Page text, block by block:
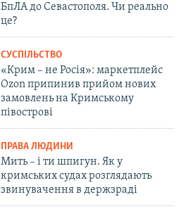
БпЛА до Севастополя. Чи реально
це?
СУСПІЛЬСТВО
«Крим – не Росія»: маркетплейс
Ozon припинив прийом нових
замовлень на Кримському
півострові
ПРАВА ЛЮДИНИ
Мить – і ти шпигун. Як у
кримських судах розглядають
звинувачення в держзраді